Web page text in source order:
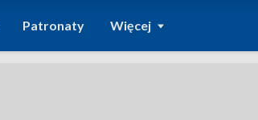
Patronaty Więcej